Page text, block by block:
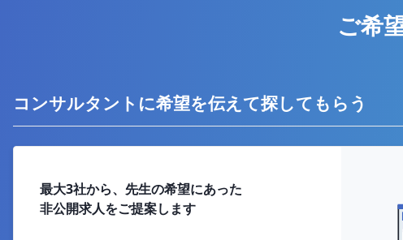
ご希
コンサルタントに希望を伝えて探してもらう
最大3社から、先生の希望にあった
非公開求人をご提案します